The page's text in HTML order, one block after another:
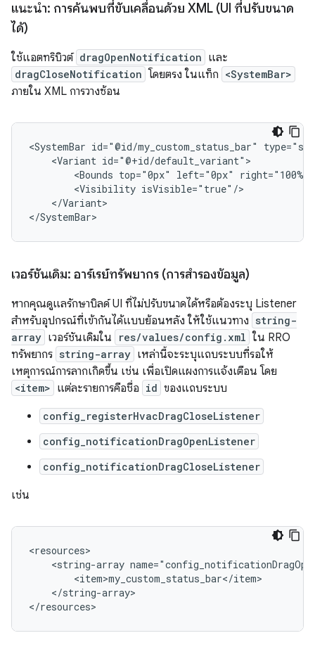
แนะนำ: การค้นพบที่ขับเคลื่อนด้วย XML (UI ที่ปรับขนาด
ได้)
ใช้แอตทริบิวต์ dragOpenNotification และ
dragCloseNotification โดยตรง ในแท็ก <SystemBar>
ภายใน XML การวางซ้อน
<SystemBar id="@id/my_custom_status_bar"
<Variant
<Bounds top="0px" left="0px"
right="100%"
<Visibility
</Variant>
เวอร์ชันเดิม: อาร์เรย์ทรัพยากร (การสำรองข้อมูล)
หากคุณดูแลรักษาบิลด์ UI ที่ไม่ปรับขนาดได้หรือต้องระบุ Listener
สำหรับอุปกรณ์ที่เข้ากันได้แบบย้อนหลัง ให้ใช้แนวทาง string-
array เวอร์ชันเดิมใน res/values/config.xml ใน RRO
ทรัพยากร string-array เหล่านี้จะระบุแถบระบบที่รอให้
เหตุการณ์การลากเกิดขึ้น เช่น เพื่อเปิดแผงการแจ้งเตือน โดย
<item> แต่ละรายการคือชื่อ id ของแถบระบบ
config_registerHvacDragCloseListener
config_notificationDragOpenListener
config_notificationDragCloseListener
เช่น
<string-array
</string-array>